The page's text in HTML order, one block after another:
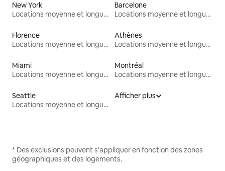
New York
Locations moyenne et longue durée
Barcelone
Locations moyenne et longue durée
Florence
Locations moyenne et longue durée
Athènes
Locations moyenne et longue durée
Miami
Locations moyenne et longue durée
Montréal
Locations moyenne et longue durée
Seattle
Locations moyenne et longue durée
Afficher plus
* Des exclusions peuvent s'appliquer en fonction des zones
géographiques et des logements.